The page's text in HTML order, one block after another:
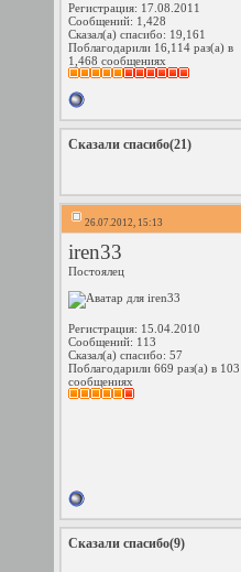
Регистрация: 17.08.2011
Сообщений: 1,428
Сказал(а) спасибо: 19,161
Поблагодарили 16,114 раз(а) в
1,468 сообщениях
Сказали спасибо(21)
26.07.2012, 15:13
iren33
Постоялец
Регистрация: 15.04.2010
Сообщений: 113
Сказал(а) спасибо: 57
Поблагодарили 669 раз(а) в 103
сообщениях
Сказали спасибо(9)